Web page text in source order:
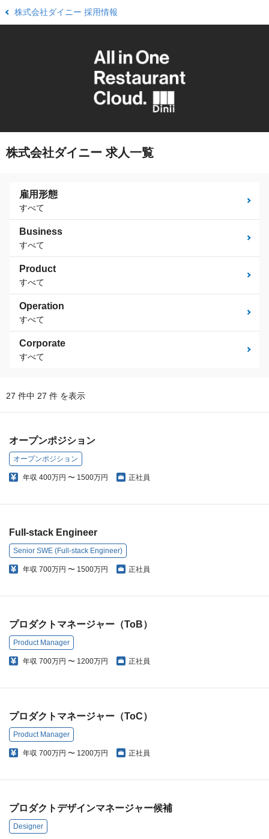
株式会社ダイニー 採用情報
株式会社ダイニー 求人一覧
雇用形態
すべて
Business
すべて
Product
すべて
Operation
すべて
Corporate
すべて
27 件中 27 件 を表示
オープンポジション
オープンポジション
年収 400万円 〜 1500万円 正社員
Full-stack Engineer
Senior SWE (Full-stack Engineer)
年収 700万円 〜 1500万円 正社員
プロダクトマネージャー（ToB）
Product Manager
年収 700万円 〜 1200万円 正社員
プロダクトマネージャー（ToC）
Product Manager
年収 700万円 〜 1200万円 正社員
プロダクトデザインマネージャー候補
Designer